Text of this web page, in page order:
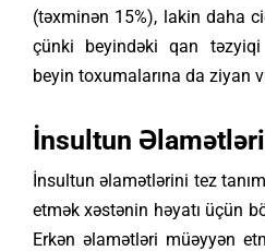
(təxminən 15%), lakin daha
çünki beyindəki qan
beyin toxumalarına da ziyan
İnsultun Əlamətləri
İnsultun əlamətlərini tez
etmək xəstənin həyatı üçün
Erkən əlamətləri müəyyən